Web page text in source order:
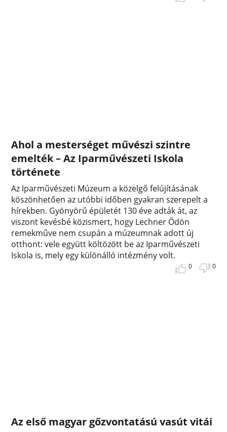
Ahol a mesterséget művészi szintre
emelték – Az Iparművészeti Iskola
története
Az Iparművészeti Múzeum a közelgő felújításának
köszönhetően az utóbbi időben gyakran szerepelt a
hírekben. Gyönyörű épületét 130 éve adták át, az
viszont kevésbé közismert, hogy Lechner Ödön
remekműve nem csupán a múzeumnak adott új
otthont: vele együtt költözött be az Iparművészeti
Iskola is, mely egy különálló intézmény volt.
0 0
Az első magyar gőzvontatású vasút vitái